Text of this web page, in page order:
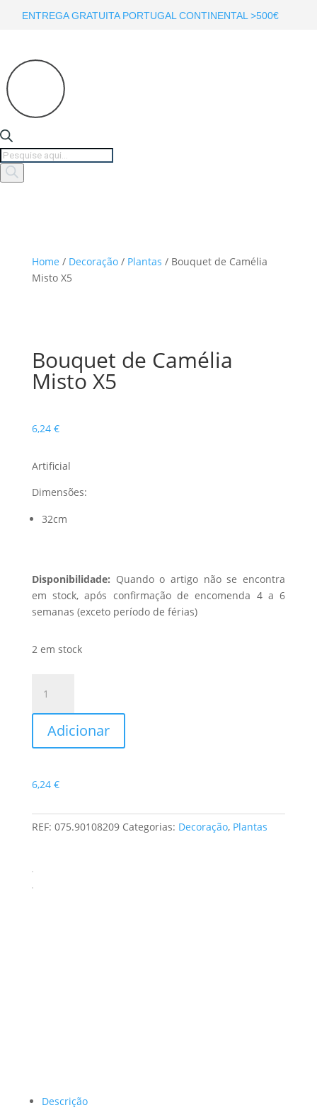
ENTREGA GRATUITA PORTUGAL CONTINENTAL >500€
Products
search
Home / Decoração/ Plantas / Bouquet de Camélia
Misto X5
Bouquet de Camélia
Misto X5
6,24 €
Artificial
Dimensões:
32cm
Disponibilidade: Quando o artigo não se encontra
em stock, após confirmação de encomenda 4 a 6
semanas (exceto período de férias)
2 em stock
Bouquet
Camélia
X5
Adicionar
6,24 €
REF: 075.90108209 Categorias: Decoração, Plantas
Descrição